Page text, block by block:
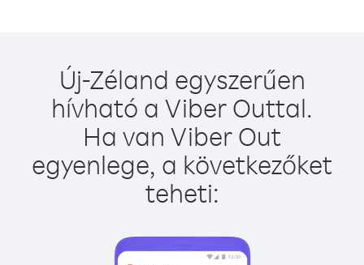
Új-Zéland egyszerűen
hívható a Viber Outtal.
Ha van Viber Out
egyenlege, a következőket
teheti: